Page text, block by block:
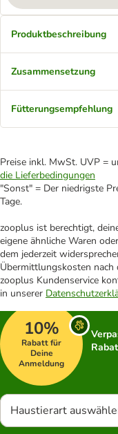
Produktbeschreibung
Zusammensetzung
Fütterungsempfehlung
Preise inkl. MwSt. UVP =
die Lieferbedingungen
"Sonst" = Der niedrigste
Tage.
zooplus ist berechtigt,
eigene ähnliche Waren
dem jederzeit
Übermittlungskosten nach
zooplus Kundenservice
in unserer
10%
Rabatt für
Deine
Anmeldung
Haustierart